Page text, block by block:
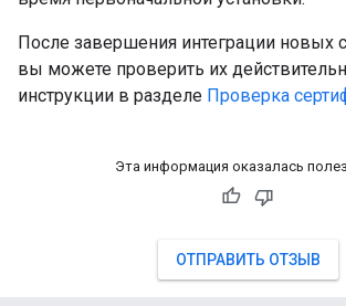
После завершения интеграции новых
вы можете проверить их
инструкции в разделе Проверка
Эта информация оказалась
ОТПРАВИТЬ ОТЗЫВ